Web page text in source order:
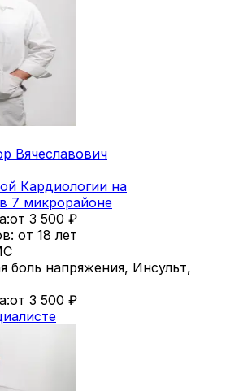
Вячеславович
Кардиологии на
7 микрорайоне
от 3 500 ₽
от 18 лет
боль напряжения, Инсульт,
от 3 500 ₽